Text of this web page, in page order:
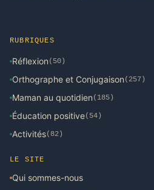
RUBRIQUES
Réflexion (50)
Orthographe et Conjugaison (257)
Maman au quotidien (185)
Éducation positive(54)
Activités(82)
LE SITE
Qui sommes-nous